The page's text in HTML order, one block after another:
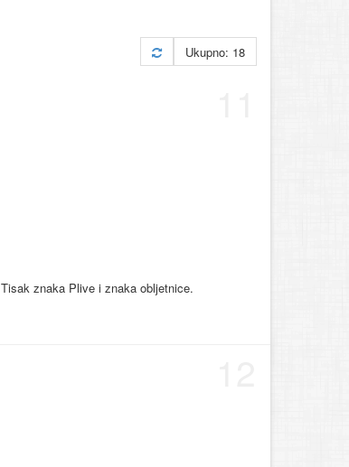
Ukupno: 18
znaka Plive i znaka obljetnice.